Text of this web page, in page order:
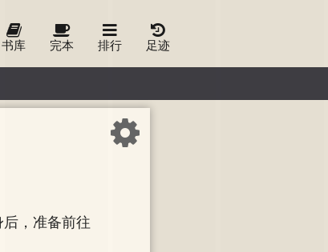
书库 完本 排行 足迹
，准备前往